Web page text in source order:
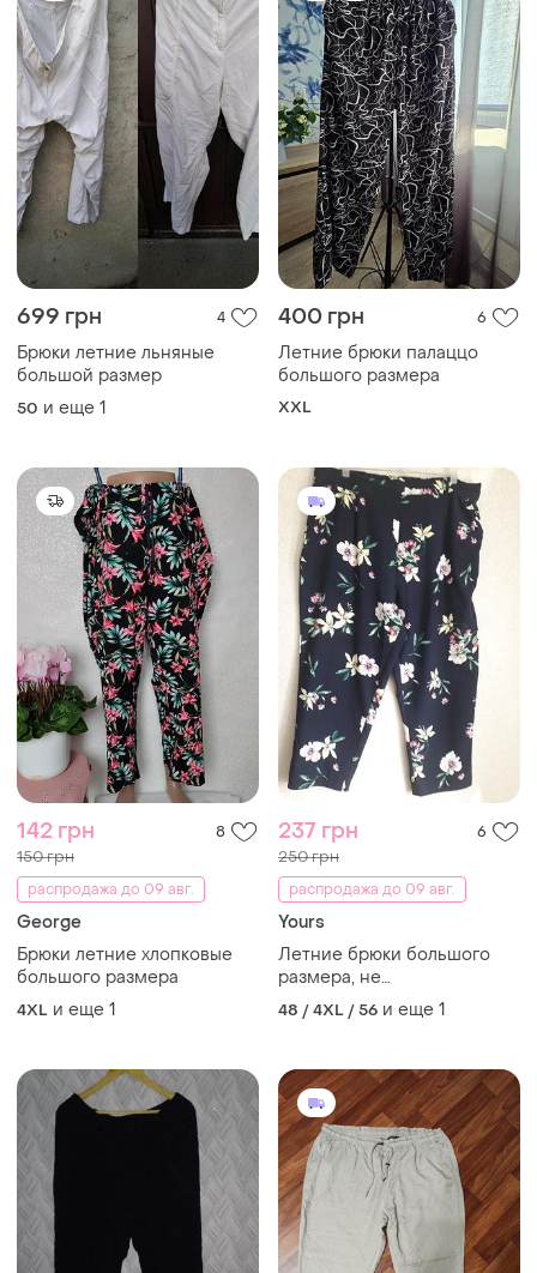
699 грн 4
Брюки летние льняные
большой размер
50 и еще 1
400 грн 6
Летние брюки палаццо
большого размера
XXL
142 грн 8
150 грн
распродажа до 09 авг.
George
Брюки летние хлопковые
большого размера
4XL и еще 1
237 грн 6
250 грн
распродажа до 09 авг.
Yours
Летние брюки большого
размера, не
просвечиваются
48 / 4XL / 56 и еще 1